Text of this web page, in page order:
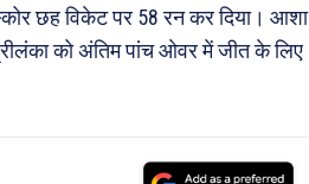
छह विकेट पर 58 रन कर दिया। आशा
को अंतिम पांच ओवर में जीत के लिए